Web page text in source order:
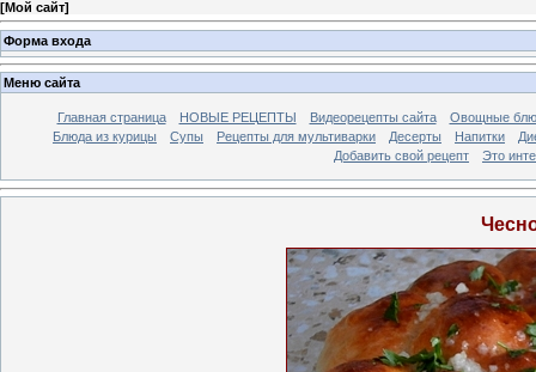
[Мой сайт]
Форма входа
Меню сайта
Главная страница НОВЫЕ РЕЦЕПТЫ Видеорецепты сайта
Овощные
Блюда из курицы
Супы Рецепты для мультиварки Десерты Напитки
Добавить свой рецепт
Это